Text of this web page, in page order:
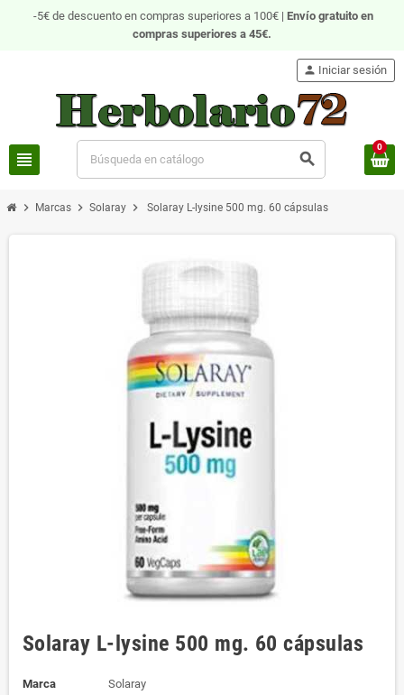
-5€ de descuento en compras superiores a 100€ | Envío gratuito en
compras superiores a 45€.
view_headline search
person Iniciar sesión
0
chevron_right Marcas chevron_right Solaray chevron_right Solaray L-lysine 500 mg. 60 cápsulas
Solaray L-lysine 500 mg. 60 cápsulas
Marca
Solaray